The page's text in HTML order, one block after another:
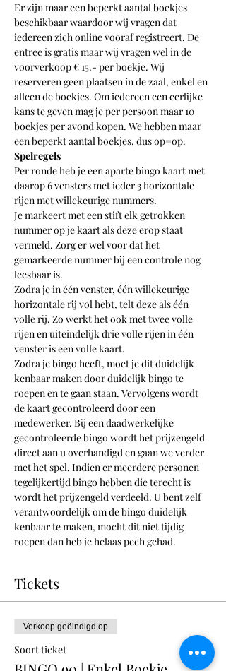
Er zijn maar een beperkt aantal boekjes
beschikbaar waardoor wij vragen dat
iedereen zich online vooraf registreert. De
entree is gratis maar wij vragen wel in de
voorverkoop € 15.- per boekje. Wij
reserveren geen plaatsen in de zaal, enkel en
alleen de boekjes. Om iedereen een eerlijke
kans te geven mag je per persoon maar 10
boekjes per avond kopen. We hebben maar
een beperkt aantal boekjes, dus op=op.
Spelregels
Per ronde heb je een aparte bingo kaart met
daarop 6 vensters met ieder 3 horizontale
rijen met willekeurige nummers.
Je markeert met een stift elk getrokken
nummer op je kaart als deze erop staat
vermeld. Zorg er wel voor dat het
gemarkeerde nummer bij een controle nog
leesbaar is.
Zodra je in één venster, één willekeurige
horizontale rij vol hebt, telt deze als één
volle rij. Zo werkt het ook met twee volle
rijen en uiteindelijk drie volle rijen in één
venster is een volle kaart.
Zodra je bingo heeft, moet je dit duidelijk
kenbaar maken door duidelijk bingo te
roepen en te gaan staan. Vervolgens wordt
de kaart gecontroleerd door een
medewerker. Bij een daadwerkelijke
gecontroleerde bingo wordt het prijzengeld
direct aan u overhandigd en gaan we verder
met het spel. Indien er meerdere personen
tegelijkertijd bingo hebben die terecht is
wordt het prijzengeld verdeeld. U bent zelf
verantwoordelijk om de bingo duidelijk
kenbaar te maken, mocht dit niet tijdig
roepen dan heb je helaas pech gehad.
Tickets
Verkoop geëindigd op
Soort ticket